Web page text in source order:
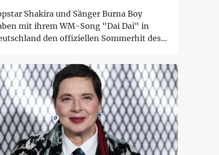
Shakira und Sänger Burna Boy
mit ihrem WM-Song "Dai Dai" in
den offiziellen Sommerhit des